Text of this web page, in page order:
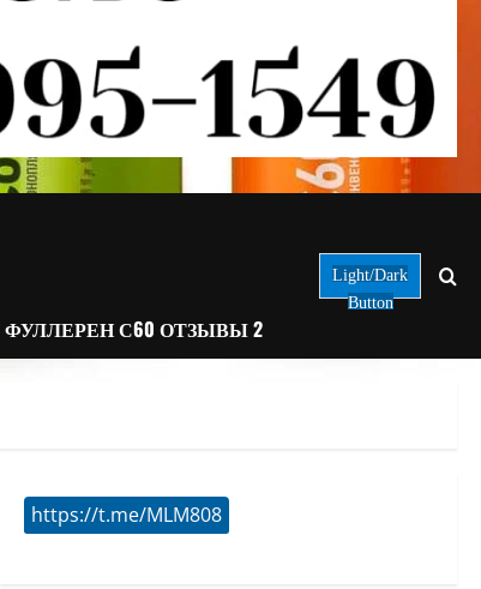
ФУЛЛЕРЕН С60 ОТЗЫВЫ 2
Light/Dark
Button
https://t.me/MLM808